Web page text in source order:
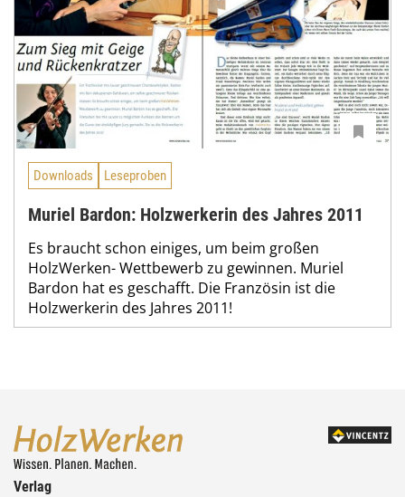
Downloads Leseproben
Muriel Bardon: Holzwerkerin des Jahres 2011
Es braucht schon einiges, um beim großen
HolzWerken- Wettbewerb zu gewinnen. Muriel
Bardon hat es geschafft. Die Französin ist die
Holzwerkerin des Jahres 2011!
Verlag